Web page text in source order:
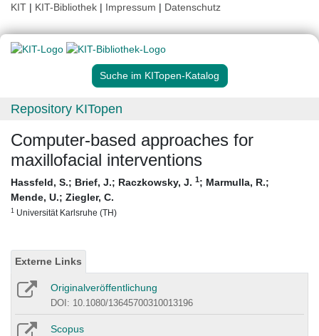
KIT | KIT-Bibliothek | Impressum | Datenschutz
Suche im KITopen-Katalog
Repository KITopen
Computer-based approaches for
maxillofacial interventions
Hassfeld, S.; Brief, J.; Raczkowsky, J. 1; Marmulla, R.;
Mende, U.; Ziegler, C.
1 Universität Karlsruhe (TH)
Externe Links
Originalveröffentlichung
DOI: 10.1080/13645700310013196
Scopus